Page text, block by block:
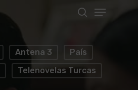
Menu
Antena 3
País
Telenovelas Turcas